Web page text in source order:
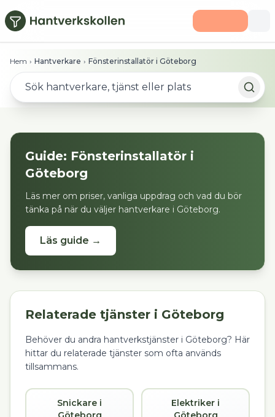
Hoppa till huvudinnehåll
Hem › Hantverkare › Fönsterinstallatör i Göteborg
Guide: Fönsterinstallatör i
Göteborg
Läs mer om priser, vanliga uppdrag och vad du bör
tänka på när du väljer hantverkare i Göteborg.
Läs guide →
Relaterade tjänster i Göteborg
Behöver du andra hantverkstjänster i Göteborg? Här
hittar du relaterade tjänster som ofta används
tillsammans.
Snickare i
Elektriker i